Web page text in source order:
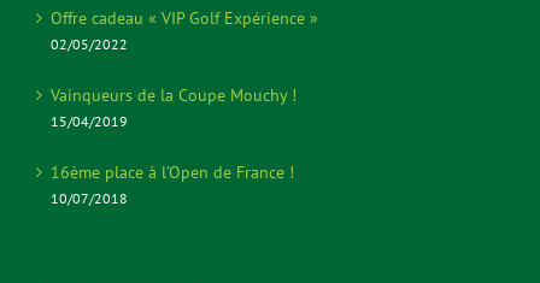
Offre cadeau « VIP Golf Expérience »
02/05/2022
Vainqueurs de la Coupe Mouchy !
15/04/2019
16ème place à l’Open de France !
10/07/2018